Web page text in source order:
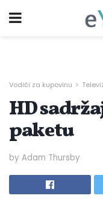
Vodiči za kupovinu
HD
paketu
by Adam Thursby